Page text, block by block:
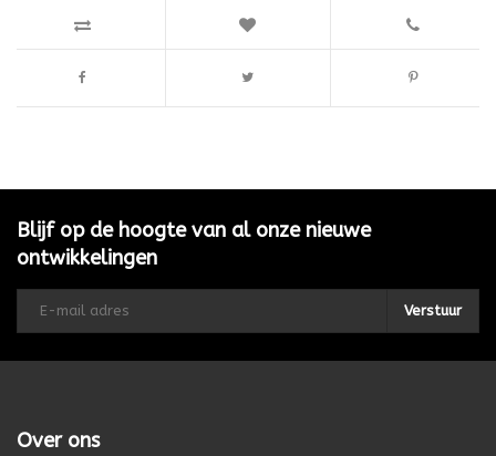
Blijf op de hoogte van al onze nieuwe
ontwikkelingen
Verstuur
Over ons